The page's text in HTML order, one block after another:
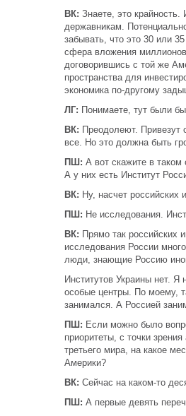
ВК: Знаете, это
державникам.
забывать, что это 30 или
сфера вложения
договорившись с той же
пространства для
экономика по-другому
ЛГ: Понимаете, тут были
ВК: Преодолеют. Привезут
все. Но это должна быть
ПШ: А вот скажите в
А у них есть Институт
ВК: Ну, насчет
ПШ: Не исследования.
ВК: Прямо так российских
исследования России
люди, знающие Россию
Институтов Украины нет. Я
особые центры. По моему,
занимался. А Россией
ПШ: Если можно было
приоритеты, с точки
третьего мира, на какое
Америки?
ВК: Сейчас на каком-то
ПШ: А первые девять